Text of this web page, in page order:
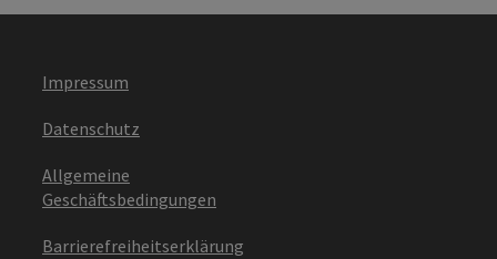
Impressum
Datenschutz
Allgemeine
Geschäftsbedingungen
Barrierefreiheitserklärung